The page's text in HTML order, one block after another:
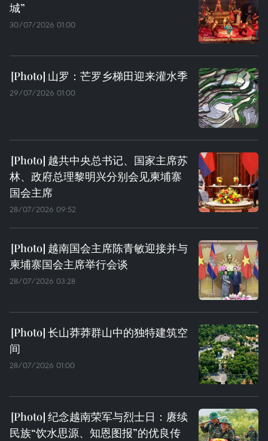
城”
30/07/2026 01:00
山罗：芒罗乡梯田迎来灌水季
29/07/2026 01:00
越共中央总书记、国家主席苏
林、政府总理黎明兴分别会见柬埔寨
国会主席
28/07/2026 09:52
越南国会主席陈青敏迎接并与
柬埔寨国会主席举行会谈
28/07/2026 03:28
长山莽莽群山中的独特建筑空
间
28/07/2026 01:00
纪念越南荣军与烈士日：赓续
民族“饮水思源、知恩图报”的优良传